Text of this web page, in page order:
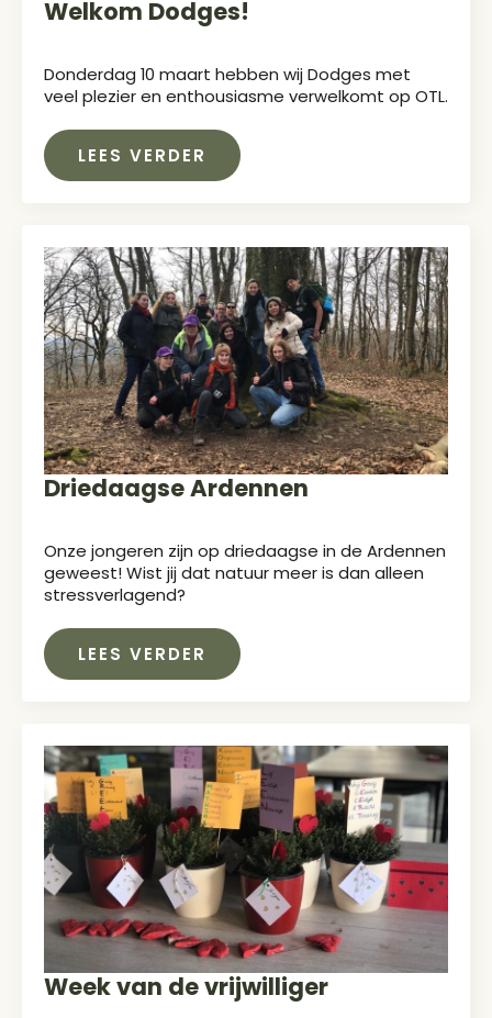
Welkom Dodges!
Donderdag 10 maart hebben wij Dodges met
veel plezier en enthousiasme verwelkomt op OTL.
LEES VERDER
Driedaagse Ardennen
Onze jongeren zijn op driedaagse in de Ardennen
geweest! Wist jij dat natuur meer is dan alleen
stressverlagend?
LEES VERDER
Week van de vrijwilliger